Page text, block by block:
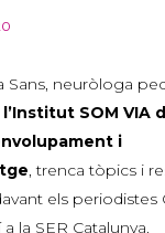
Sans, neuròloga
l’Institut SOM VIA
i
, trenca tòpics i
els periodistes
la SER Catalunya.